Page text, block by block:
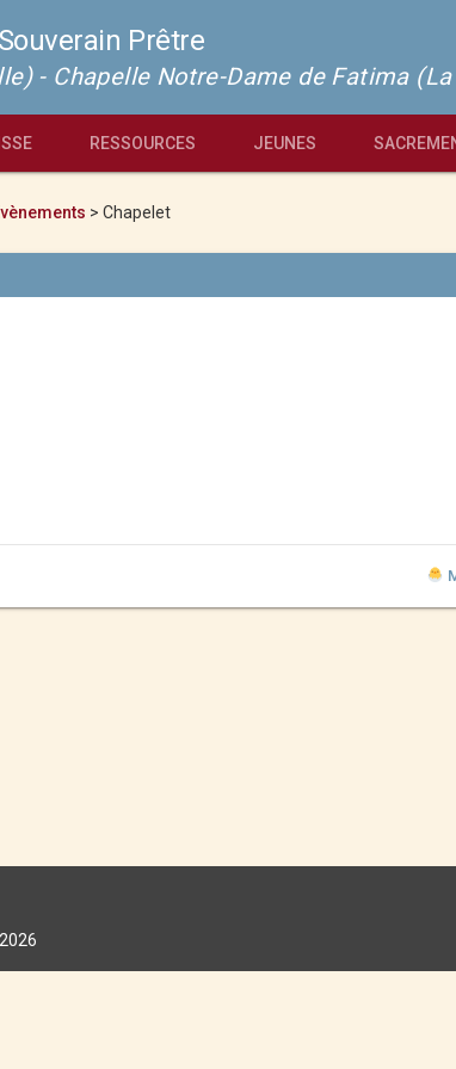
Prêtre
- Chapelle Notre-Dame de Fatima
RESSOURCES JEUNES
> Chapelet
2026